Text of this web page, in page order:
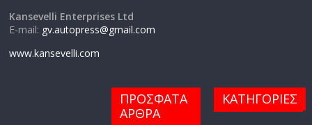
Kansevelli Enterprises Ltd
E-mail: gv.autopress@gmail.com
www.kansevelli.com
ΠΡΟΣΦΑΤΑ
ΑΡΘΡΑ
ΚΑΤΗΓΟΡΙΕΣ